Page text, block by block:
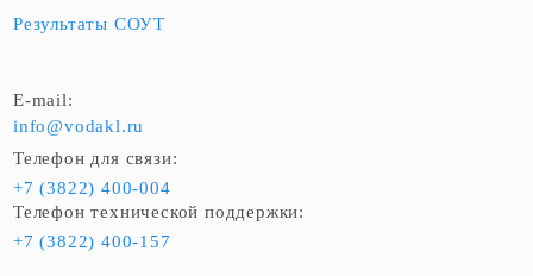
Результаты СОУТ
Телефон для связи:
+7 (3822) 400-004
Телефон технической поддержки:
+7 (3822) 400-157
E-mail:
info@vodakl.ru